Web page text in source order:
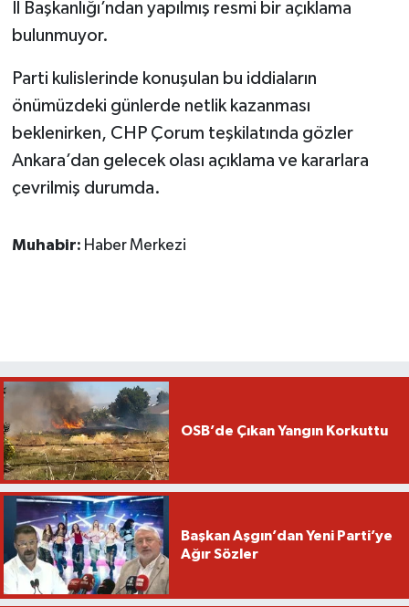
İl Başkanlığı’ndan yapılmış resmi bir açıklama
bulunmuyor.
Parti kulislerinde konuşulan bu iddiaların
önümüzdeki günlerde netlik kazanması
beklenirken, CHP Çorum teşkilatında gözler
Ankara’dan gelecek olası açıklama ve kararlara
çevrilmiş durumda.
Muhabir: Haber Merkezi
OSB’de Çıkan Yangın Korkuttu
Başkan Aşgın’dan Yeni Parti’ye
Ağır Sözler